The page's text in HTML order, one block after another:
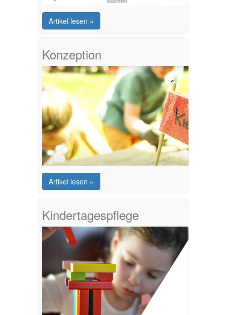
Artikel lesen »
Konzeption
Artikel lesen »
Kindertagespflege